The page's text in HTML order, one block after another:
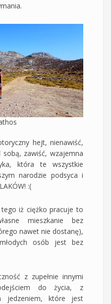
hejt, nienawiść,
zawiść, wzajemna
która te wszystkie
narodzie podsyca i
:(
iż ciężko pracuje to
mieszkanie bez
nawet nie dostanę),
osób jest bez
z zupełnie innymi
do życia, z
jedzeniem, które jest